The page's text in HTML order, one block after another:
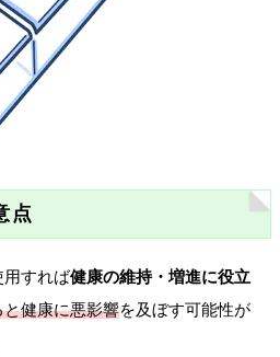
点
用すれば健康の維持・増進に役立
健康に悪影響を及ぼす可能性が